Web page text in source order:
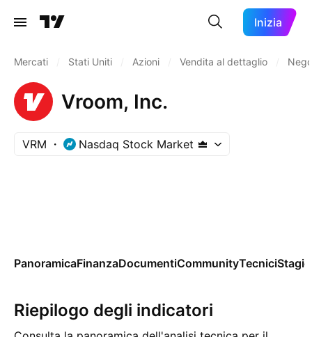
Inizia
Mercati Stati Uniti Azioni Vendita al dettaglio
Vroom, Inc.
VRM Nasdaq Stock Market
PanoramicaFinanzaDocumentiCommunityTecnici
Riepilogo degli indicatori